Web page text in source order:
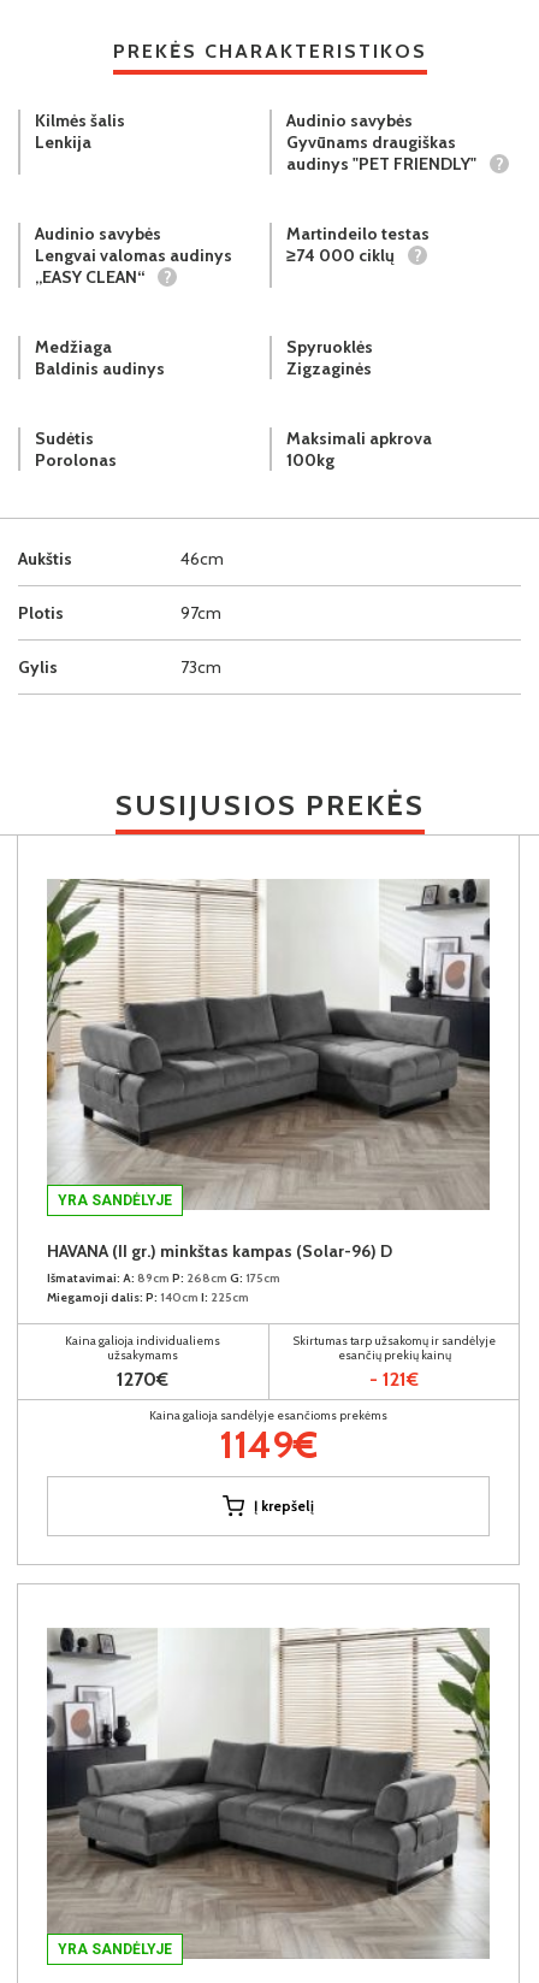
PREKĖS CHARAKTERISTIKOS
Aukštis 46cm
Plotis 97cm
Gylis 73cm
Kilmės šalis
Lenkija
Audinio savybės
Gyvūnams draugiškas
audinys "PET FRIENDLY"
?
Audinio savybės
Lengvai valomas audinys
„EASY CLEAN“
?
Martindeilo testas
≥74 000 ciklų
?
Medžiaga
Baldinis audinys
Spyruoklės
Zigzaginės
Sudėtis
Porolonas
Maksimali apkrova
100kg
SUSIJUSIOS PREKĖS
YRA SANDĖLYJE
HAVANA (II gr.) minkštas kampas (Solar-96) D
Išmatavimai: A: 89cm P: 268cm G: 175cm
Miegamoji dalis: P: 140cm I: 225cm
Kaina galioja individualiems
užsakymams
1270€
Skirtumas tarp užsakomų ir sandėlyje
esančių prekių kainų
- 121€
Kaina galioja sandėlyje esančioms prekėms
1149€
Į krepšelį
YRA SANDĖLYJE